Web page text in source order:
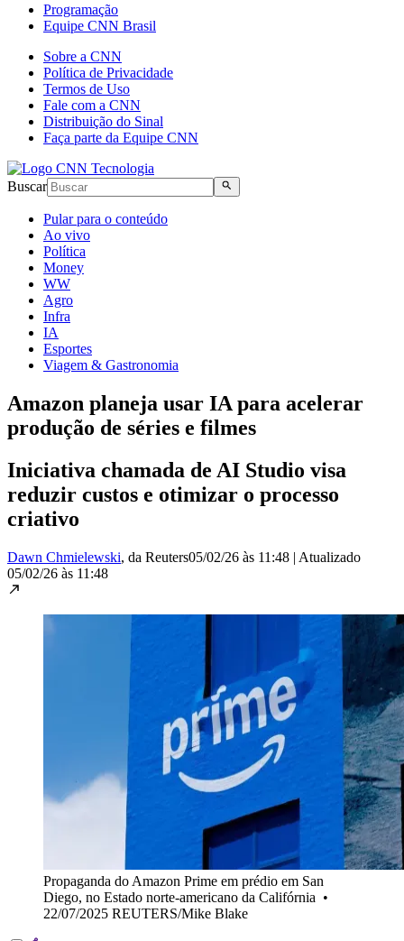
Programação
Equipe CNN Brasil
Sobre a CNN
Política de Privacidade
Termos de Uso
Fale com a CNN
Distribuição do Sinal
Faça parte da Equipe CNN
Buscar
Pular para o conteúdo
Ao vivo
Política
Money
WW
Agro
Infra
IA
Esportes
Viagem & Gastronomia
Amazon planeja usar IA para acelerar
produção de séries e filmes
Iniciativa chamada de AI Studio visa
reduzir custos e otimizar o processo
criativo
Dawn Chmielewski, da Reuters05/02/26 às 11:48 | Atualizado
05/02/26 às 11:48
Propaganda do Amazon Prime em prédio em San
Diego, no Estado norte-americano da Califórnia •
22/07/2025 REUTERS/Mike Blake